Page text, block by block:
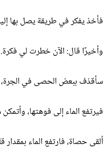
فأخذ يفكر في طريقة يصل بها
وأخيرًا قال: الآن خطرت لي فكرة.
سأقذف ببعض الحصى في الجرة،
فيرتفع الماء إلى فوهتها،
ألقى حصاة، فارتفع الماء بمقدار